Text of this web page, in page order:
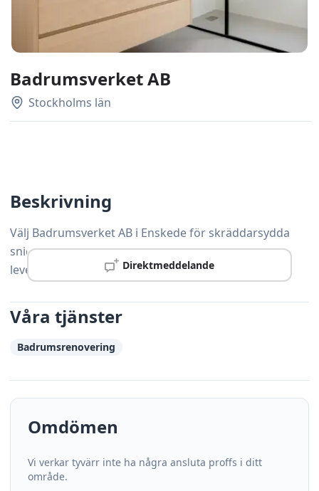
Badrumsverket AB
Stockholms län
Direktmeddelande
Beskrivning
Välj Badrumsverket AB i Enskede för skräddarsydda
snickerilösningar som håller hög standard och
levereras i tid.
Våra tjänster
Badrumsrenovering
Omdömen
Vi verkar tyvärr inte ha några ansluta proffs i ditt
område.